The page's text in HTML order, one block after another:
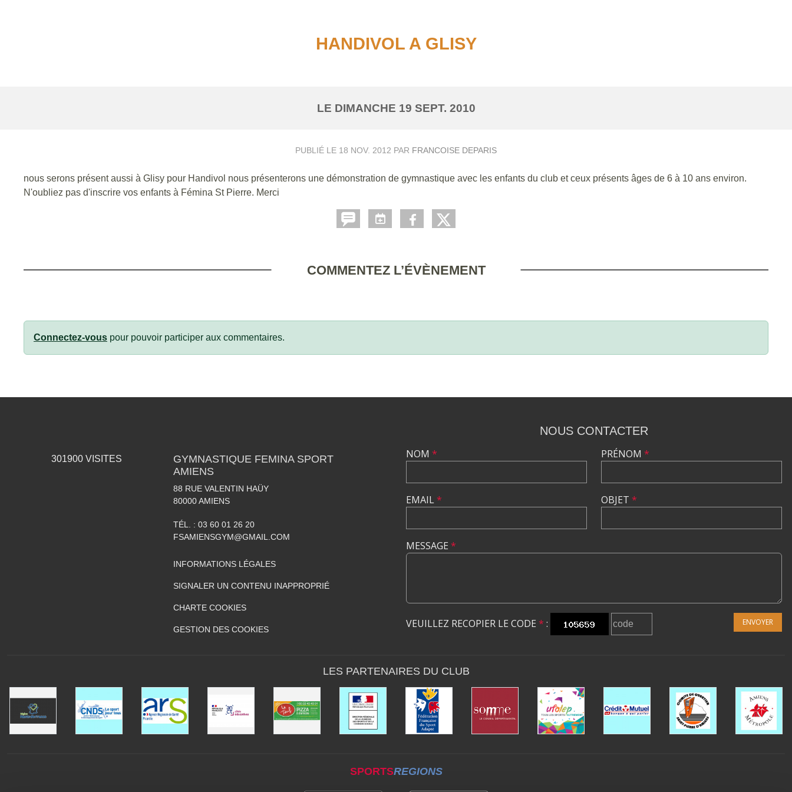
HANDIVOL A GLISY
LE DIMANCHE 19 SEPT. 2010
PUBLIÉ LE 18 NOV. 2012 PAR FRANCOISE DEPARIS
nous serons présent aussi à Glisy pour Handivol nous présenterons une démonstration de gymnastique avec les enfants du club et ceux présents âges de 6 à 10 ans environ.
N'oubliez pas d'inscrire vos enfants à Fémina St Pierre. Merci
COMMENTEZ L’ÉVÈNEMENT
Connectez-vous pour pouvoir participer aux commentaires.
301900 VISITES
GYMNASTIQUE FEMINA SPORT
AMIENS
88 RUE VALENTIN HAÜY
80000AMIENS
TÉL. : 03 60 01 26 20
FSAMIENSGYM@GMAIL.COM
INFORMATIONS LÉGALES
SIGNALER UN CONTENU INAPPROPRIÉ
CHARTE COOKIES
GESTION DES COOKIES
NOUS CONTACTER
NOM *
EMAIL*
PRÉNOM *
OBJET *
MESSAGE *
VEUILLEZ RECOPIER LE CODE * : ENVOYER
LES PARTENAIRES DU CLUB
SPORTSREGIONS